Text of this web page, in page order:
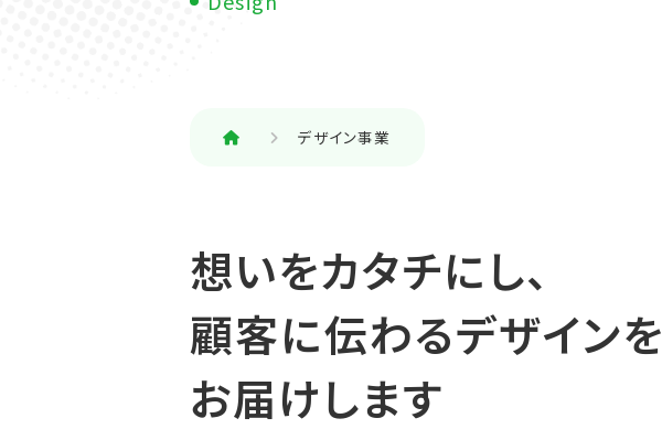
デザイン事業
想いをカタチにし、
顧客に伝わるデザインを
お届けします